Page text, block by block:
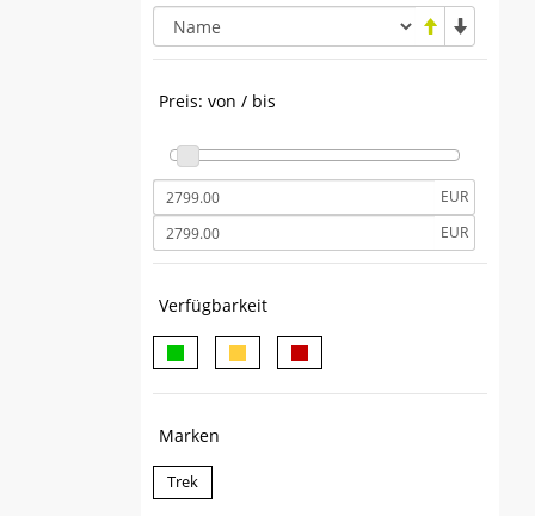
Preis: von / bis
EUR
EUR
Verfügbarkeit
Marken
Trek